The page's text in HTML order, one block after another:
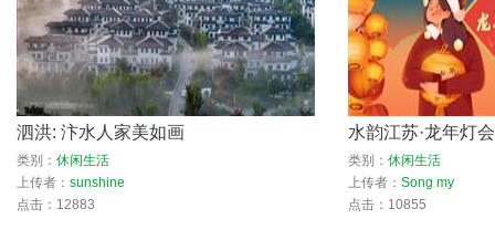
泗洪: 汴水人家美如画
类别： 休闲生活
上传者： sunshine
点击：12883
水韵江苏·龙年灯
类别： 休闲生活
上传者： Song my
点击：10855